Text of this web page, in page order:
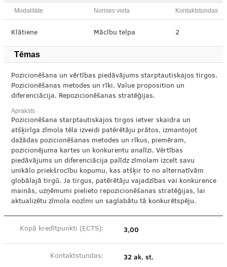
Modalitāte Norises vieta Kontaktstundas
Klātiene Mācību telpa 2
Tēmas
Pozicionēšana un vērtības piedāvājums starptautiskajos tirgos.
Pozicionēšanas metodes un rīki. Value proposition un
diferenciācija. Repozicionēšanas stratēģijas.
Apraksts
Pozicionēšana starptautiskajos tirgos ietver skaidra un
atšķirīga zīmola tēla izveidi patērētāju prātos, izmantojot
dažādas pozicionēšanas metodes un rīkus, piemēram,
pozicionējuma kartes un konkurentu analīzi. Vērtības
piedāvājums un diferenciācija palīdz zīmolam izcelt savu
unikālo priekšrocību kopumu, kas atšķir to no alternatīvām
globālajā tirgū. Ja tirgus, patērētāju vajadzības vai konkurence
mainās, uzņēmumi pielieto repozicionēšanas stratēģijas, lai
aktualizētu zīmola nozīmi un saglabātu tā konkurētspēju.
Kopā kredītpunkti (ECTS): 3,00
Kontaktstundas: 32 ak. st.